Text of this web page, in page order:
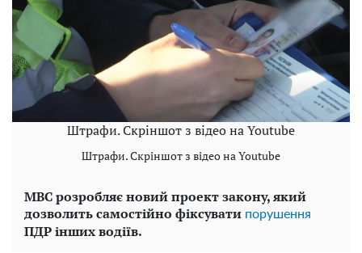
Штрафи. Скріншот з відео на Youtube
Штрафи. Скріншот з відео на Youtube
МВС розробляє новий проект закону, який
дозволить самостійно фіксувати порушення
ПДР інших водіїв.